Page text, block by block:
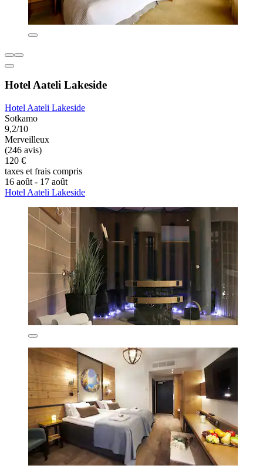
Hotel Aateli Lakeside
Hotel Aateli Lakeside
Sotkamo
9,2/10
Merveilleux
(246 avis)
120 €
taxes et frais compris
16 août - 17 août
Hotel Aateli Lakeside